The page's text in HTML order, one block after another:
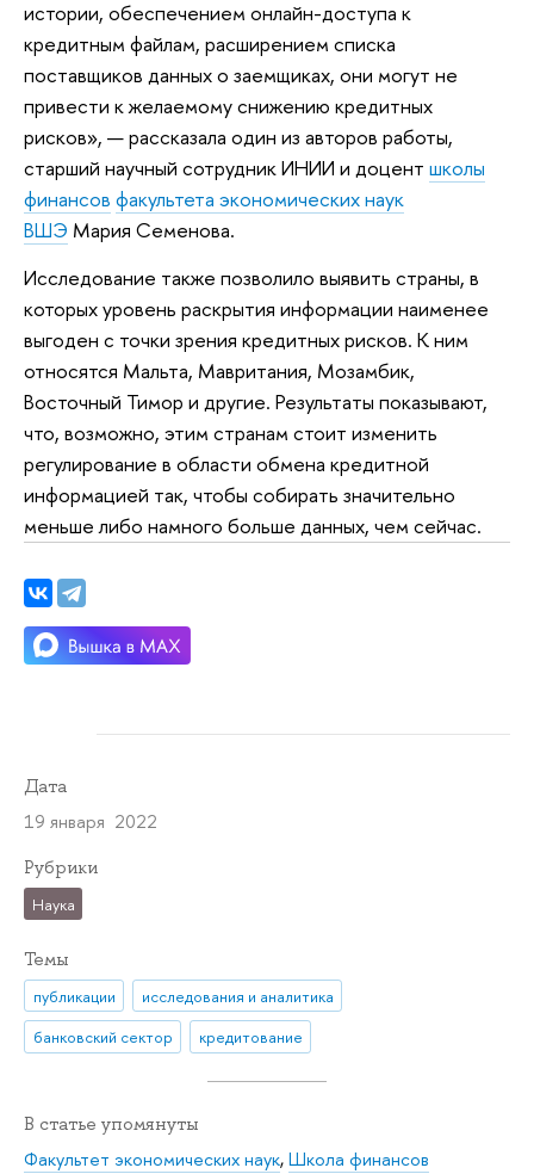
истории, обеспечением онлайн-доступа к
кредитным файлам, расширением списка
поставщиков данных о заемщиках, они могут не
привести к желаемому снижению кредитных
рисков», — рассказала один из авторов работы,
старший научный сотрудник ИНИИ и доцент школы
финансов факультета экономических наук
ВШЭ Мария Семенова.
Исследование также позволило выявить страны, в
которых уровень раскрытия информации наименее
выгоден с точки зрения кредитных рисков. К ним
относятся Мальта, Мавритания, Мозамбик,
Восточный Тимор и другие. Результаты показывают,
что, возможно, этим странам стоит изменить
регулирование в области обмена кредитной
информацией так, чтобы собирать значительно
меньше либо намного больше данных, чем сейчас.
Дата
19 января 2022
Рубрики
Наука
Темы
публикации
исследования и аналитика
банковский сектор
кредитование
В статье упомянуты
Факультет экономических наук,Школа финансов